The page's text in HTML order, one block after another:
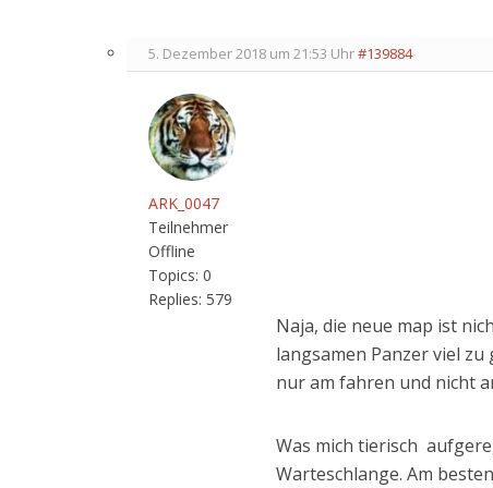
5. Dezember 2018 um 21:53 Uhr#139884
ARK_0047
Teilnehmer
Offline
Topics: 0
Replies: 579
Naja, die neue map ist
langsamen Panzer viel
nur am fahren und nicht
Was mich tierisch
Warteschlange. Am